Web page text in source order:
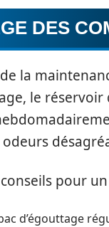
DES
la
le
pour
d’égouttage